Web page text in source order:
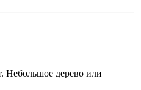
Небольшое дерево или